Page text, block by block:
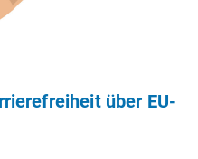
über EU-